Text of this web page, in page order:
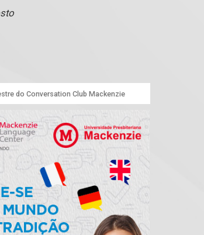
do Conversation Club Mackenzie